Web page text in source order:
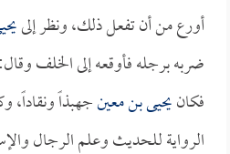
أورع من أن تفعل ذلك، ونظر إلى
ضربه برجله فأوقعه إلى الخلف
فكانيحيى بن معينجهبذاً ونقاداً،
الرواية للحديث وعلم الرجال